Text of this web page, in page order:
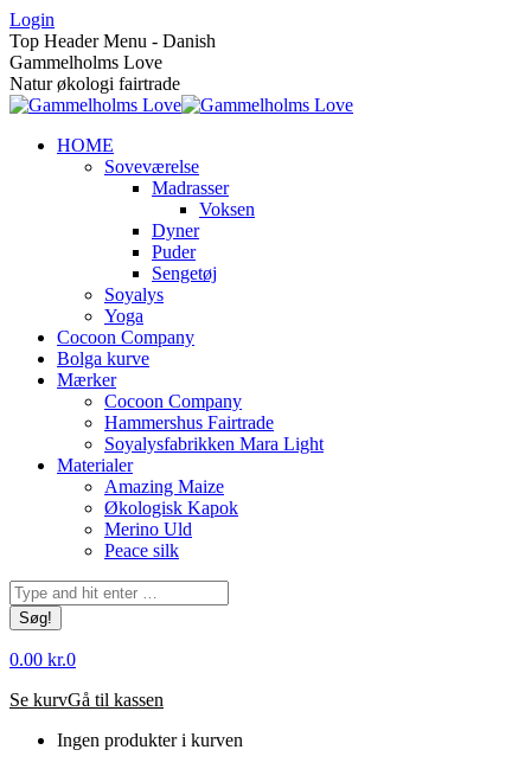
Skip
to
content
Login
Top Header Menu - Danish
Gammelholms Love
Natur økologi fairtrade
HOME
Soveværelse
Madrasser
Voksen
Dyner
Puder
Sengetøj
Soyalys
Yoga
Cocoon Company
Bolga kurve
Mærker
Cocoon Company
Hammershus Fairtrade
Soyalysfabrikken Mara Light
Materialer
Amazing Maize
Økologisk Kapok
Merino Uld
Peace silk
Søg:
0.00 kr.0
Se kurvGå til kassen
Ingen produkter i kurven